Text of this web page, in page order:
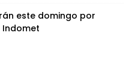
este domingo por
Indomet